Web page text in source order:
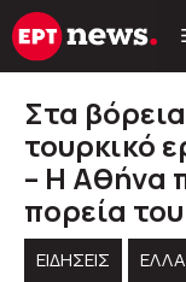
Μετάβαση
σε
Στα
τουρκικό
– Η Αθήνα
πορεία του
ΕΙΔΗΣΕΙΣ